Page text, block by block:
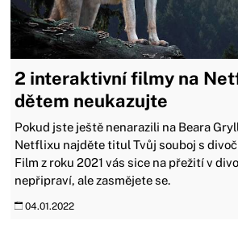
2 interaktivní filmy na
dětem neukazujte
Pokud jste ještě nenarazili na Beara
Netflixu najděte titul Tvůj souboj s
Film z roku 2021 vás sice na přežití v
nepřipraví, ale zasmějete se.
04.01.2022